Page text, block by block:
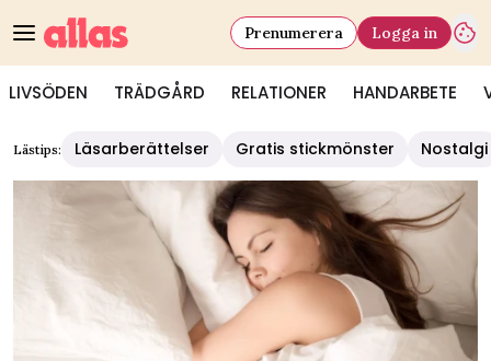
LIVSÖDEN TRÄDGÅRD RELATIONER HANDARBETE
Prenumerera Logga in
Lästips: Läsarberättelser Gratis stickmönster Nostalgi